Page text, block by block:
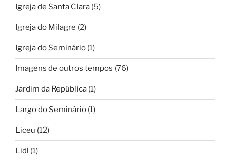
Igreja de Santa Clara (5)
Igreja do Milagre (2)
Igreja do Seminário (1)
Imagens de outros tempos (76)
Jardim da República (1)
Largo do Seminário (1)
Liceu (12)
Lidl (1)